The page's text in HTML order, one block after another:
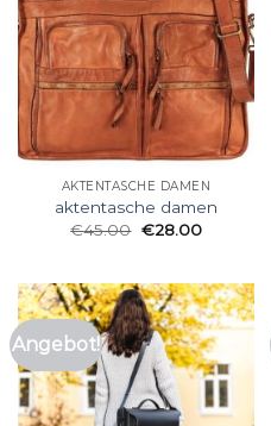
AKTENTASCHE DAMEN
aktentasche damen
€45.00 €28.00
Angebot!